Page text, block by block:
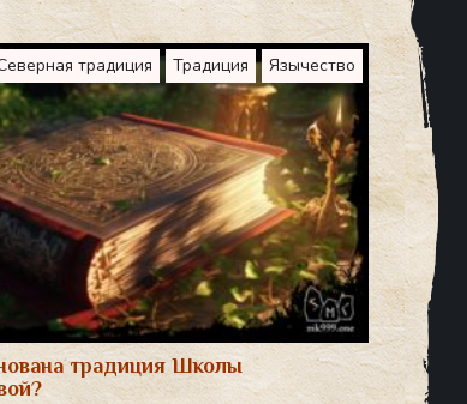
традиция Традиция Язычество
традиция Школы